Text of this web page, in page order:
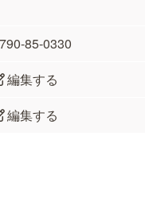
85-0330
編集する
編集する